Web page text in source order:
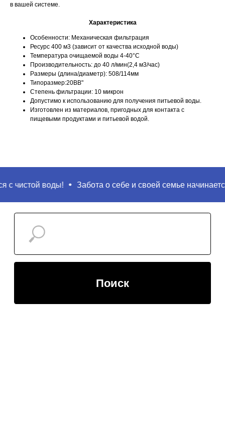
в вашей системе.
Характеристика
Особенности: Механическая фильтрация
Ресурс 400 м3 (зависит от качества исходной воды)
Температура очищаемой воды 4-40°С
Производительность: до 40 л/мин(2,4 м3/час)
Размеры (длина/диаметр): 508/114мм
Типоразмер:20BB"
Степень фильтрации: 10 микрон
Допустимо к использованию для получения питьевой воды.
Изготовлен из материалов, пригодных для контакта с
пищевыми продуктами и питьевой водой.
с чистой воды! Забота о себе и своей семье
Поиск